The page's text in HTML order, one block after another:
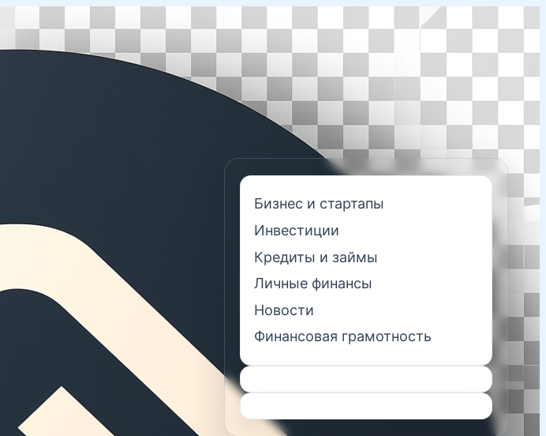
Бизнес и стартапы
Инвестиции
Кредиты и займы
Личные финансы
Новости
Финансовая грамотность